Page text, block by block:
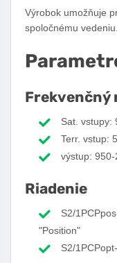
Výrobok umožňuje
spoločnému vedeniu.
Frekvenčný
Sat. vstupy:
Terr. vstup:
výstup:
Riadenie
S2/
"Position"
S2/